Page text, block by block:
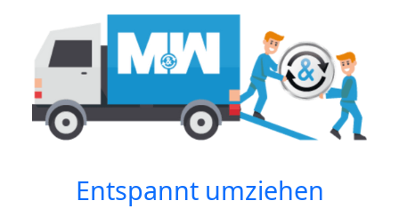
Entspannt umziehen